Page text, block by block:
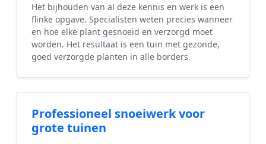
Het bijhouden van al deze kennis en werk is een
flinke opgave. Specialisten weten precies wanneer
en hoe elke plant gesnoeid en verzorgd moet
worden. Het resultaat is een tuin met gezonde,
goed verzorgde planten in alle borders.
Professioneel snoeiwerk voor
grote tuinen